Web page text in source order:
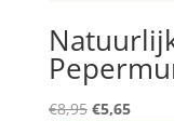
€8,95 €5,65